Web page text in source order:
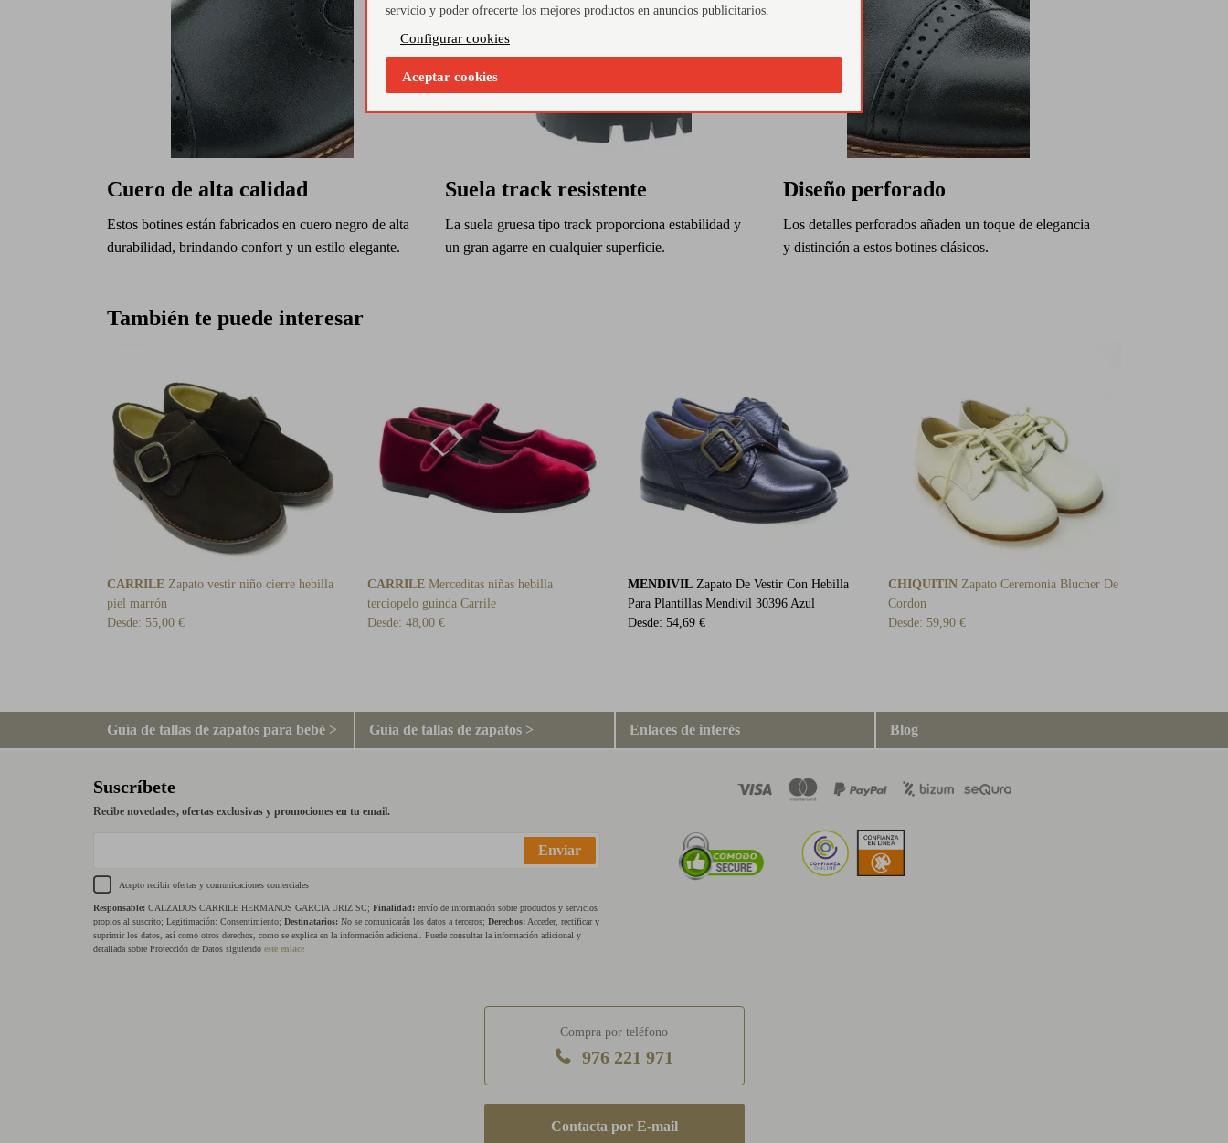
Cuero de alta calidad
Estos botines están fabricados en cuero negro de alta
durabilidad, brindando confort y un estilo elegante.
Suela track resistente
La suela gruesa tipo track proporciona estabilidad y
un gran agarre en cualquier superficie.
Diseño perforado
Los detalles perforados añaden un toque de elegancia
y distinción a estos botines clásicos.
También te puede interesar
CARRILE Zapato vestir niño cierre hebilla
piel marrón
Desde: 55,00 €
CARRILE Merceditas niñas hebilla
terciopelo guinda Carrile
Desde: 48,00 €
MENDIVIL Zapato De Vestir Con Hebilla
Para Plantillas Mendivil 30396 Azul
Desde: 54,69 €
CHIQUITIN Zapato Ceremonia Blucher De
Cordon
Desde: 59,90 €
Guía de tallas de zapatos para bebé > Guía de tallas de zapatos > Enlaces de interés Blog
Suscríbete
Recibe novedades, ofertas exclusivas y promociones en tu email.
Enviar
Acepto recibir ofertas y comunicaciones comerciales
Responsable: CALZADOS CARRILE HERMANOS GARCIA URIZ SC; Finalidad: envío de información sobre productos y servicios
propios al suscrito; Legitimación: Consentimiento; Destinatarios: No se comunicarán los datos a terceros; Derechos: Acceder, rectificar y
suprimir los datos, así como otros derechos, como se explica en la información adicional. Puede consultar la información adicional y
detallada sobre Protección de Datos siguiendo este enlace
Compra por teléfono
976 221 971
E-mail
servicio y poder ofrecerte los mejores productos en anuncios publicitarios.
Configurar cookies
Aceptar cookies